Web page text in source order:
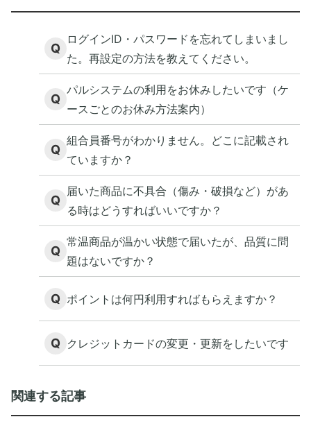
Q
ログインID・パスワードを忘れてしまいまし
た。再設定の方法を教えてください。
Q
パルシステムの利用をお休みしたいです（ケ
ースごとのお休み方法案内）
Q
組合員番号がわかりません。どこに記載され
ていますか？
Q
届いた商品に不具合（傷み・破損など）があ
る時はどうすればいいですか？
Q
常温商品が温かい状態で届いたが、品質に問
題はないですか？
Q ポイントは何円利用すればもらえますか？
Q クレジットカードの変更・更新をしたいです
関連する記事